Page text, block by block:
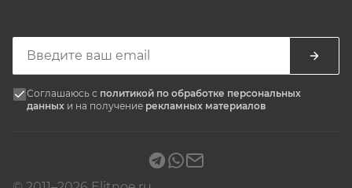
Соглашаюсь с политикой по обработке персональных
данных и на получение рекламных материалов